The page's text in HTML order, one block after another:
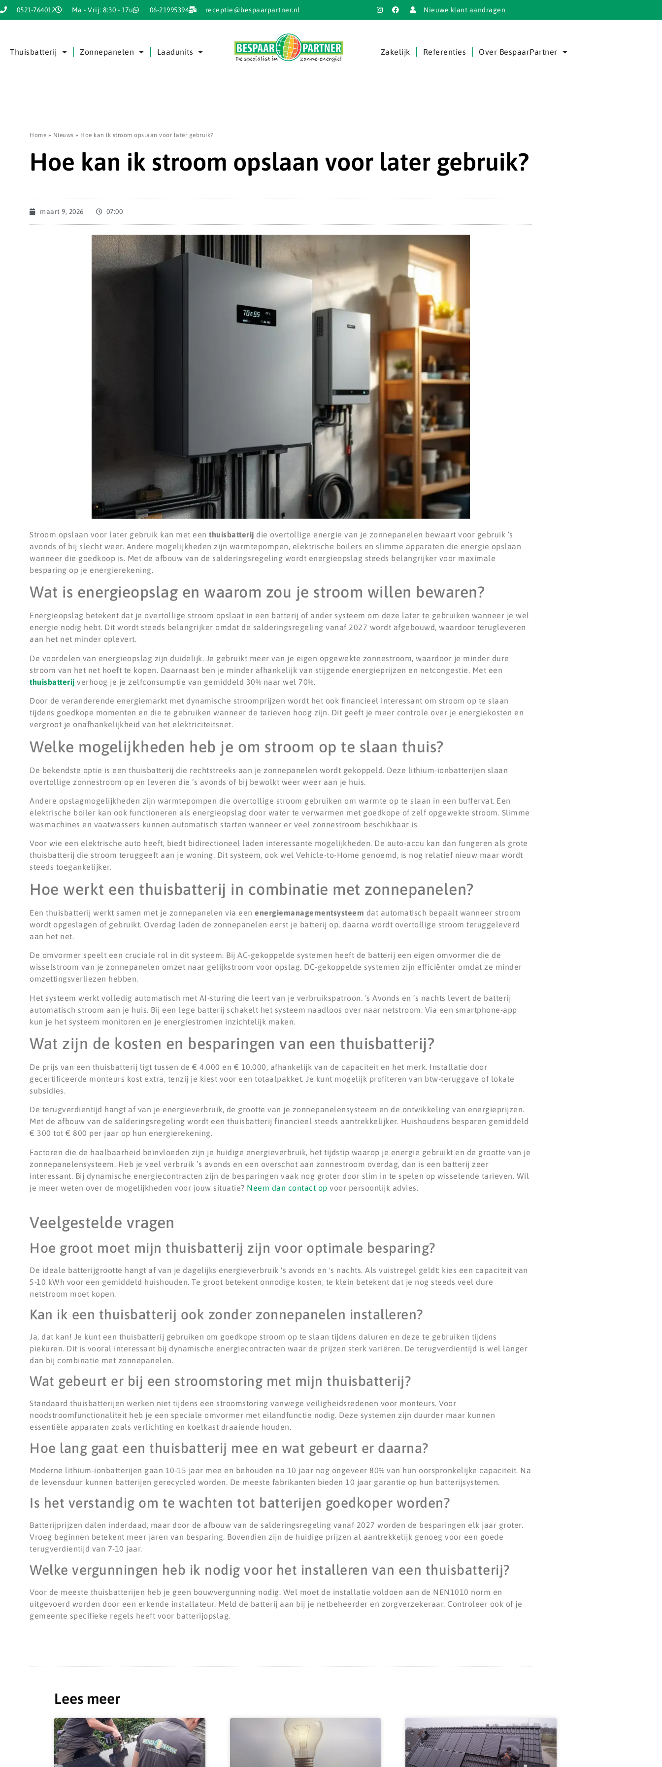
0521-764012 Ma - Vrij: 8:30 - 17u 06-21995394 receptie@bespaarpartner.nl Nieuwe klant aandragen
Thuisbatterij Zonnepanelen Laadunits Zakelijk Referenties Over BespaarPartner
Home » Nieuws » Hoe kan ik stroom opslaan voor later gebruik?
Hoe kan ik stroom opslaan voor later gebruik?
maart 9, 2026 07:00
Stroom opslaan voor later gebruik kan met een thuisbatterij die overtollige energie van je zonnepanelen bewaart voor gebruik ’s
avonds of bij slecht weer. Andere mogelijkheden zijn warmtepompen, elektrische boilers en slimme apparaten die energie opslaan
wanneer die goedkoop is. Met de afbouw van de salderingsregeling wordt energieopslag steeds belangrijker voor maximale
besparing op je energierekening.
Wat is energieopslag en waarom zou je stroom willen bewaren?
Energieopslag betekent dat je overtollige stroom opslaat in een batterij of ander systeem om deze later te gebruiken wanneer je wel
energie nodig hebt. Dit wordt steeds belangrijker omdat de salderingsregeling vanaf 2027 wordt afgebouwd, waardoor terugleveren
aan het net minder oplevert.
De voordelen van energieopslag zijn duidelijk. Je gebruikt meer van je eigen opgewekte zonnestroom, waardoor je minder dure
stroom van het net hoeft te kopen. Daarnaast ben je minder afhankelijk van stijgende energieprijzen en netcongestie. Met een
thuisbatterij verhoog je je zelfconsumptie van gemiddeld 30% naar wel 70%.
Door de veranderende energiemarkt met dynamische stroomprijzen wordt het ook financieel interessant om stroom op te slaan
tijdens goedkope momenten en die te gebruiken wanneer de tarieven hoog zijn. Dit geeft je meer controle over je energiekosten en
vergroot je onafhankelijkheid van het elektriciteitsnet.
Welke mogelijkheden heb je om stroom op te slaan thuis?
De bekendste optie is een thuisbatterij die rechtstreeks aan je zonnepanelen wordt gekoppeld. Deze lithium-ionbatterijen slaan
overtollige zonnestroom op en leveren die ’s avonds of bij bewolkt weer weer aan je huis.
Andere opslagmogelijkheden zijn warmtepompen die overtollige stroom gebruiken om warmte op te slaan in een buffervat. Een
elektrische boiler kan ook functioneren als energieopslag door water te verwarmen met goedkope of zelf opgewekte stroom. Slimme
wasmachines en vaatwassers kunnen automatisch starten wanneer er veel zonnestroom beschikbaar is.
Voor wie een elektrische auto heeft, biedt bidirectioneel laden interessante mogelijkheden. De auto-accu kan dan fungeren als grote
thuisbatterij die stroom teruggeeft aan je woning. Dit systeem, ook wel Vehicle-to-Home genoemd, is nog relatief nieuw maar wordt
steeds toegankelijker.
Hoe werkt een thuisbatterij in combinatie met zonnepanelen?
Een thuisbatterij werkt samen met je zonnepanelen via een energiemanagementsysteem dat automatisch bepaalt wanneer stroom
wordt opgeslagen of gebruikt. Overdag laden de zonnepanelen eerst je batterij op, daarna wordt overtollige stroom teruggeleverd
aan het net.
De omvormer speelt een cruciale rol in dit systeem. Bij AC-gekoppelde systemen heeft de batterij een eigen omvormer die de
wisselstroom van je zonnepanelen omzet naar gelijkstroom voor opslag. DC-gekoppelde systemen zijn efficiënter omdat ze minder
omzettingsverliezen hebben.
Het systeem werkt volledig automatisch met AI-sturing die leert van je verbruikspatroon. ’s Avonds en ’s nachts levert de batterij
automatisch stroom aan je huis. Bij een lege batterij schakelt het systeem naadloos over naar netstroom. Via een smartphone-app
kun je het systeem monitoren en je energiestromen inzichtelijk maken.
Wat zijn de kosten en besparingen van een thuisbatterij?
De prijs van een thuisbatterij ligt tussen de € 4.000 en € 10.000, afhankelijk van de capaciteit en het merk. Installatie door
gecertificeerde monteurs kost extra, tenzij je kiest voor een totaalpakket. Je kunt mogelijk profiteren van btw-teruggave of lokale
subsidies.
De terugverdientijd hangt af van je energieverbruik, de grootte van je zonnepanelensysteem en de ontwikkeling van energieprijzen.
Met de afbouw van de salderingsregeling wordt een thuisbatterij financieel steeds aantrekkelijker. Huishoudens besparen gemiddeld
€ 300 tot € 800 per jaar op hun energierekening.
Factoren die de haalbaarheid beïnvloeden zijn je huidige energieverbruik, het tijdstip waarop je energie gebruikt en de grootte van je
zonnepanelensysteem. Heb je veel verbruik ’s avonds en een overschot aan zonnestroom overdag, dan is een batterij zeer
interessant. Bij dynamische energiecontracten zijn de besparingen vaak nog groter door slim in te spelen op wisselende tarieven. Wil
je meer weten over de mogelijkheden voor jouw situatie? Neem dan contact op voor persoonlijk advies.
Veelgestelde vragen
Hoe groot moet mijn thuisbatterij zijn voor optimale besparing?
De ideale batterijgrootte hangt af van je dagelijks energieverbruik 's avonds en 's nachts. Als vuistregel geldt: kies een capaciteit van
5-10 kWh voor een gemiddeld huishouden. Te groot betekent onnodige kosten, te klein betekent dat je nog steeds veel dure
netstroom moet kopen.
Kan ik een thuisbatterij ook zonder zonnepanelen installeren?
Ja, dat kan! Je kunt een thuisbatterij gebruiken om goedkope stroom op te slaan tijdens daluren en deze te gebruiken tijdens
piekuren. Dit is vooral interessant bij dynamische energiecontracten waar de prijzen sterk variëren. De terugverdientijd is wel langer
dan bij combinatie met zonnepanelen.
Wat gebeurt er bij een stroomstoring met mijn thuisbatterij?
Standaard thuisbatterijen werken niet tijdens een stroomstoring vanwege veiligheidsredenen voor monteurs. Voor
noodstroomfunctionaliteit heb je een speciale omvormer met eilandfunctie nodig. Deze systemen zijn duurder maar kunnen
essentiële apparaten zoals verlichting en koelkast draaiende houden.
Hoe lang gaat een thuisbatterij mee en wat gebeurt er daarna?
Moderne lithium-ionbatterijen gaan 10-15 jaar mee en behouden na 10 jaar nog ongeveer 80% van hun oorspronkelijke capaciteit. Na
de levensduur kunnen batterijen gerecycled worden. De meeste fabrikanten bieden 10 jaar garantie op hun batterijsystemen.
Is het verstandig om te wachten tot batterijen goedkoper worden?
Batterijprijzen dalen inderdaad, maar door de afbouw van de salderingsregeling vanaf 2027 worden de besparingen elk jaar groter.
Vroeg beginnen betekent meer jaren van besparing. Bovendien zijn de huidige prijzen al aantrekkelijk genoeg voor een goede
terugverdientijd van 7-10 jaar.
Welke vergunningen heb ik nodig voor het installeren van een thuisbatterij?
Voor de meeste thuisbatterijen heb je geen bouwvergunning nodig. Wel moet de installatie voldoen aan de NEN1010 norm en
uitgevoerd worden door een erkende installateur. Meld de batterij aan bij je netbeheerder en zorgverzekeraar. Controleer ook of je
gemeente specifieke regels heeft voor batterijopslag.
Lees meer